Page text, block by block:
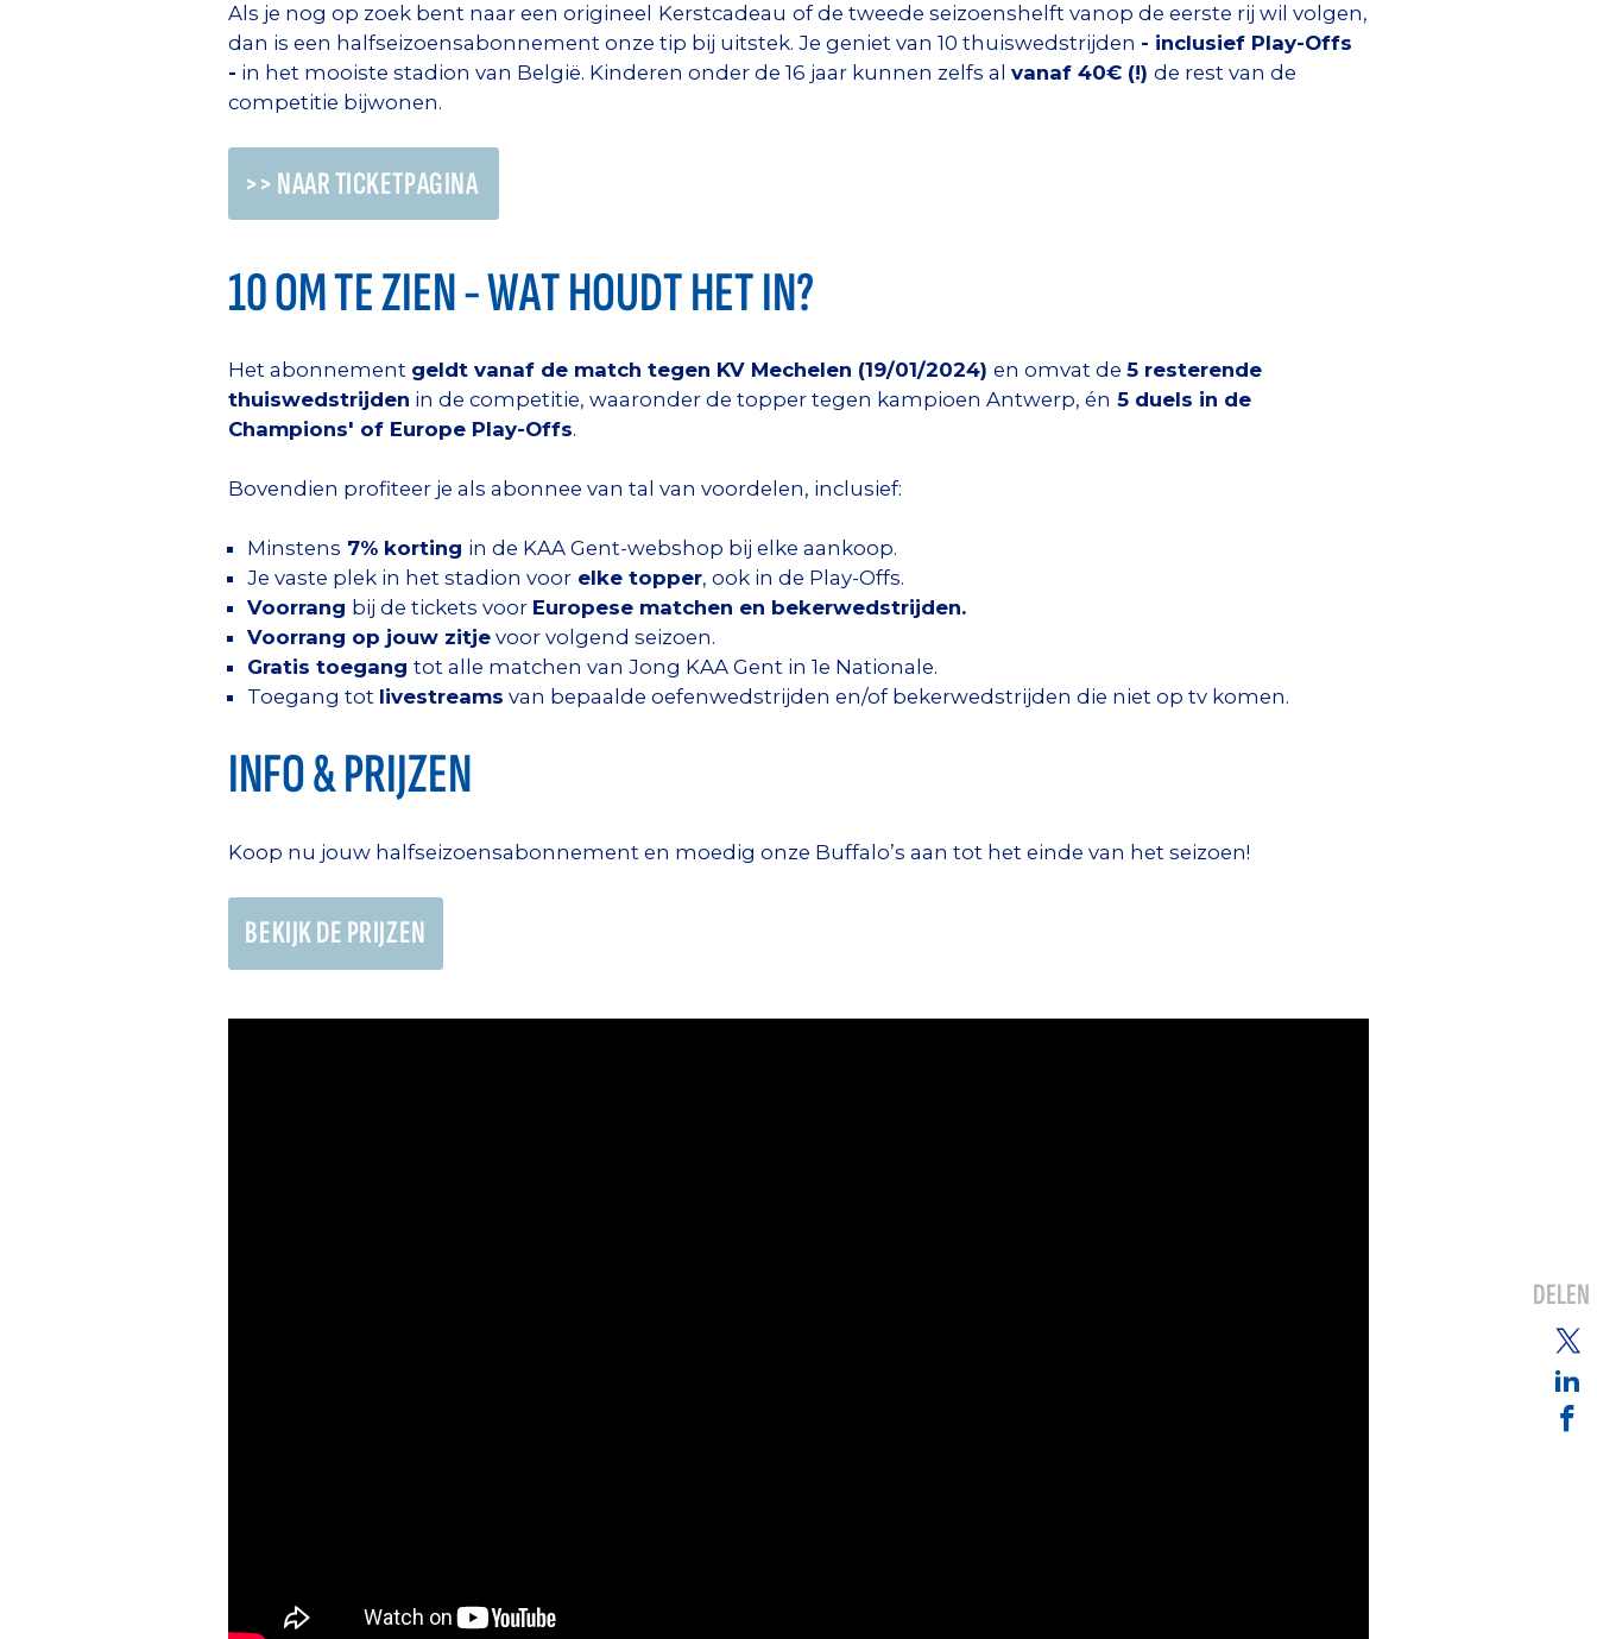
Als je nog op zoek bent naar een origineel Kerstcadeau of de tweede seizoenshelft vanop de eerste rij wil volgen,
dan is een halfseizoensabonnement onze tip bij uitstek. Je geniet van 10 thuiswedstrijden - inclusief Play-Offs
- in het mooiste stadion van België. Kinderen onder de 16 jaar kunnen zelfs al vanaf 40€ (!) de rest van de
competitie bijwonen.
>> NAAR TICKETPAGINA
10 OM TE ZIEN - WAT HOUDT HET IN?
Het abonnement geldt vanaf de match tegen KV Mechelen (19/01/2024) en omvat de 5 resterende
thuiswedstrijden in de competitie, waaronder de topper tegen kampioen Antwerp, én 5 duels in de
Champions' of Europe Play-Offs.
Bovendien profiteer je als abonnee van tal van voordelen, inclusief:
Minstens 7% korting in de KAA Gent-webshop bij elke aankoop.
Je vaste plek in het stadion voor elke topper, ook in de Play-Offs.
Voorrang bij de tickets voor Europese matchen en bekerwedstrijden.
Voorrang op jouw zitje voor volgend seizoen.
Gratis toegang tot alle matchen van Jong KAA Gent in 1e Nationale.
Toegang tot livestreams van bepaalde oefenwedstrijden en/of bekerwedstrijden die niet op tv komen.
INFO & PRIJZEN
Koop nu jouw halfseizoensabonnement en moedig onze Buffalo’s aan tot het einde van het seizoen!
BEKIJK DE PRIJZEN
DELEN